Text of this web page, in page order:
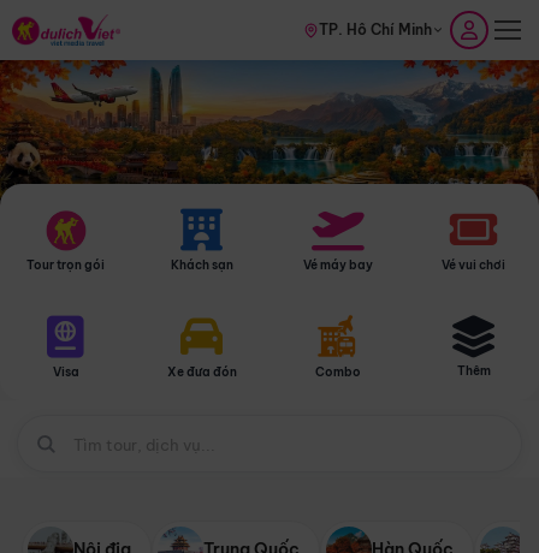
TP. Hồ Chí Minh
Tour trọn gói Khách sạn Vé máy bay Vé vui chơi
Visa Xe đưa đón Combo Thêm